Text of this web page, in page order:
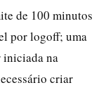
de 100 minutos
por logoff; uma
iniciada na
criar